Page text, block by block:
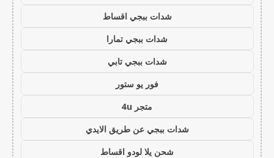
شدات ببجي اقساط
شدات ببجي تمارا
شدات ببجي تابي
فور يو ستور
متجر 4u
شدات ببجي عن طريق الايدي
شحن يلا لودو اقساط